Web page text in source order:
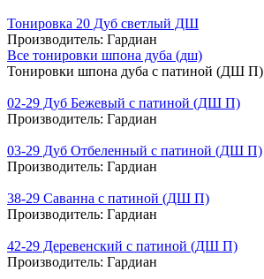
Тонировка 20 Дуб светлый ДШ
Производитель: Гардиан
Все тонировки шпона дуба (дш)
Тонировки шпона дуба с патиной (ДШ П)
02-29 Дуб Бежевый с патиной (ДШ П)
Производитель: Гардиан
03-29 Дуб Отбеленный с патиной (ДШ П)
Производитель: Гардиан
38-29 Саванна с патиной (ДШ П)
Производитель: Гардиан
42-29 Деревенский с патиной (ДШ П)
Производитель: Гардиан